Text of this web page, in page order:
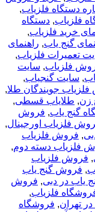
دستگاه فلزیاب,
فلزیاب, دستگاه
خرید فلزیاب,
گنج یاب, راهنمای
تعمیرات فلزیاب,
فلزیاب, سایت
, سایت گنجیاب,
جویندگان طلا,
زن, طلایاب قسطی,
گنج یاب, فروش
فلزیاب اورجینال,
, فروش فلزیاب
فلزیاب دسته دوم,
, فروش فلزیاب
, فروش گنج یاب
یاب در دبی, فروش
فلزیاب,
تهران, فروشگاه